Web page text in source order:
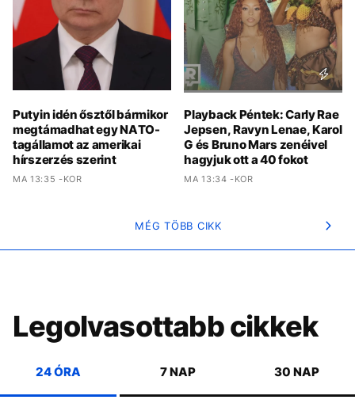
Putyin idén ősztől bármikor
megtámadhat egy NATO-
tagállamot az amerikai
hírszerzés szerint
MA 13:35 -KOR
Playback Péntek: Carly Rae
Jepsen, Ravyn Lenae, Karol
G és Bruno Mars zenéivel
hagyjuk ott a 40 fokot
MA 13:34 -KOR
MÉG TÖBB CIKK
Legolvasottabb cikkek
24 ÓRA 7 NAP 30 NAP